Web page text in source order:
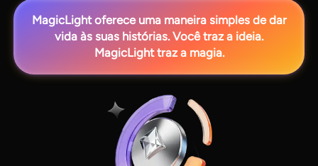
View all tools
MagicLight oferece uma maneira simples de dar
vida às suas histórias. Você traz a ideia.
MagicLight traz a magia.